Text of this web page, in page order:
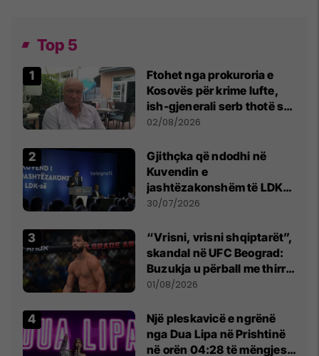
Top 5
Ftohet nga prokuroria e
Kosovës për krime lufte,
ish-gjenerali serb thotë se
dikush e tradhtoi në
02/08/2026
Gjithçka që ndodhi në
Kuvendin e
jashtëzakonshëm të LDK-
së
30/07/2026
“Vrisni, vrisni shqiptarët”,
skandal në UFC Beograd:
Buzukja u përball me thirrje
anti-shqiptare nga
01/08/2026
Një pleskavicë e ngrënë
nga Dua Lipa në Prishtinë
në orën 04:28 të mëngjesit